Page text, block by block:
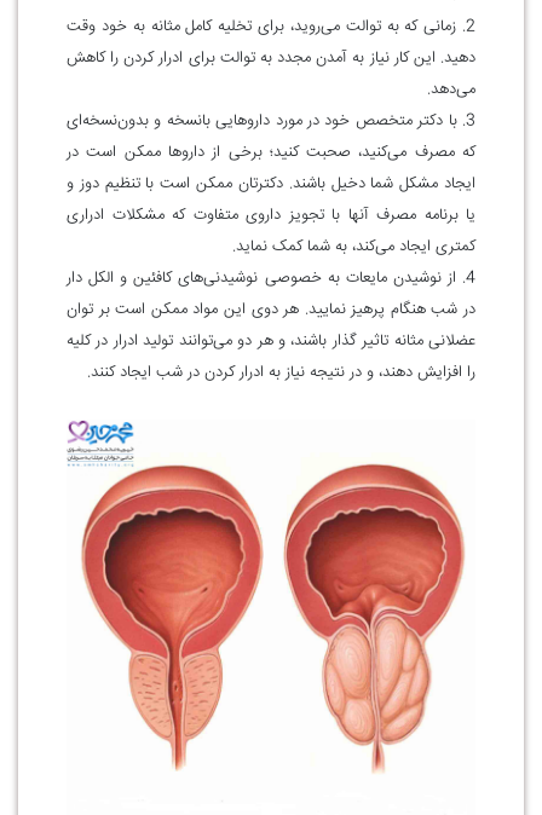
2. زمانی که به توالت می‌روید، برای تخلیه کامل مثانه به خود وقت
دهید. این کار نیاز به آمدن مجدد به توالت برای ادرار کردن را کاهش
می‌دهد.
3. با دکتر متخصص خود در مورد داروهایی بانسخه و بدون‌نسخه‌ای
که مصرف می‌کنید، صحبت کنید؛ برخی از داروها ممکن است در
ایجاد مشکل شما دخیل باشند. دکترتان ممکن است با تنظیم دوز و
یا برنامه مصرف آنها با تجویز داروی متفاوت که مشکلات ادراری
کمتری ایجاد می‌کند، به شما کمک نماید.
4. از نوشیدن مایعات به خصوصی نوشیدنی‌های کافئین و الکل دار
در شب‌ هنگام پرهیز نمایید. هر دوی این مواد ممکن است بر توان
عضلانی مثانه تاثیر گذار باشند، و هر دو می‌توانند تولید ادرار در کلیه
را افزایش دهند،‌ و در نتیجه نیاز به ادرار کردن در شب ایجاد کنند.